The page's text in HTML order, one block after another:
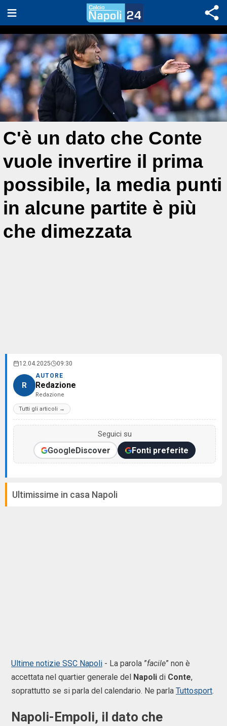
C'è un dato che Conte
vuole invertire il prima
possibile, la media punti
in alcune partite è più
che dimezzata
12.04.2025 09:30
R
AUTORE
Redazione
Redazione
Tutti gli articoli →
Seguici su
GoogleDiscover Fonti preferite
Ultimissime in casa Napoli
Ultime notizie SSC Napoli - La parola ”facile” non è
accettata nel quartier generale del Napoli di Conte,
soprattutto se si parla del calendario. Ne parla Tuttosport.
Napoli-Empoli, il dato che